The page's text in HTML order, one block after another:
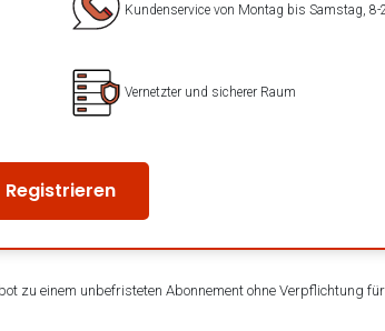
Kundenservice von Montag bis Samstag, 8-
Vernetzter und sicherer Raum
Registrieren
zu einem unbefristeten Abonnement ohne Verpflichtung